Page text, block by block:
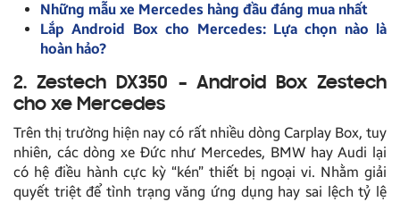
Những mẫu xe Mercedes hàng đầu đáng mua nhất
Lắp Android Box cho Mercedes: Lựa chọn nào là
hoàn hảo?
2. Zestech DX350 – Android Box Zestech
cho xe Mercedes
Trên thị trường hiện nay có rất nhiều dòng Carplay Box, tuy
nhiên, các dòng xe Đức như Mercedes, BMW hay Audi lại
có hệ điều hành cực kỳ “kén” thiết bị ngoại vi. Nhằm giải
quyết triệt để tình trạng văng ứng dụng hay sai lệch tỷ lệ